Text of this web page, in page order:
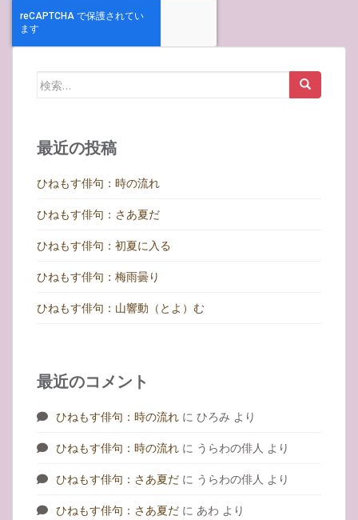
検
最近の投稿
ひねもす俳句：時の流れ
ひねもす俳句：さあ夏だ
ひねもす俳句：初夏に入る
ひねもす俳句：梅雨曇り
ひねもす俳句：山響動（とよ）む
最近のコメント
ひねもす俳句：時の流れ に ひろみ より
ひねもす俳句：時の流れ に うらわの俳人 より
ひねもす俳句：さあ夏だ に うらわの俳人 より
ひねもす俳句：さあ夏だ に あわ より